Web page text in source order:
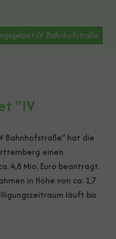
IV Bahnhofstraße
"IV
Bahnhofstraße“ hat die
einen
4,8 Mio. Euro beantragt.
in Höhe von ca. 1,7
läuft bis